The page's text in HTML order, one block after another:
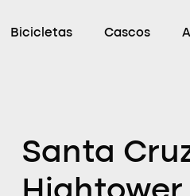
Bicicletas Cascos
Santa